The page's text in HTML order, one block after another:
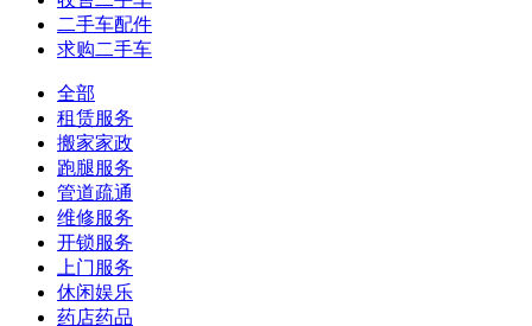
二手车配件
求购二手车
全部
租赁服务
搬家家政
跑腿服务
管道疏通
维修服务
开锁服务
上门服务
休闲娱乐
药店药品